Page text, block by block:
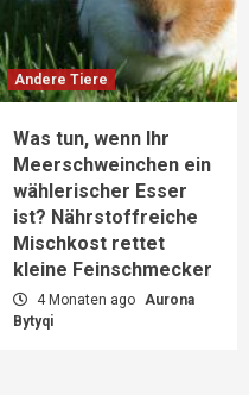
Andere Tiere
Was tun, wenn Ihr
Meerschweinchen ein
wählerischer Esser
ist? Nährstoffreiche
Mischkost rettet
kleine Feinschmecker
4 Monaten ago Aurona
Bytyqi